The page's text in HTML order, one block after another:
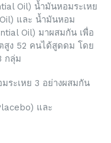
Oil) น้ำมันหอมระเหย
และ น้ำมันหอม
Oil) มาผสมกัน เพื่อ
สูง 52 คนได้สูดดม โดย
กลุ่ม
ะเหย 3 อย่างผสมกัน
และ